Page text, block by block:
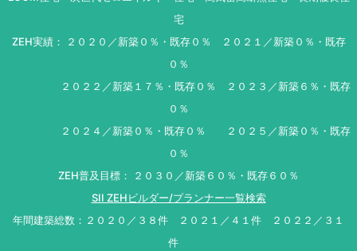
宅
ZEH実績： ２０２０／新築０％・既存０％ ２０２１／新築０％・既存
０％
２０２２／新築１７％・既存０％ ２０２３／新築６％・既存
０％
２０２４／新築０％・既存０％ ２０２５／新築０％・既存
０％
ZEH普及目標： ２０３０／新築６０％・既存６０％
SII ZEHビルダー/プランナー一覧検索
年間建築総数：２０２０／３８件 ２０２１／４１件 ２０２２／３１
件